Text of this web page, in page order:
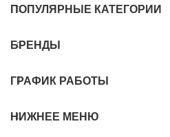
ПОПУЛЯРНЫЕ КАТЕГОРИИ
БРЕНДЫ
ГРАФИК РАБОТЫ
НИЖНЕЕ МЕНЮ